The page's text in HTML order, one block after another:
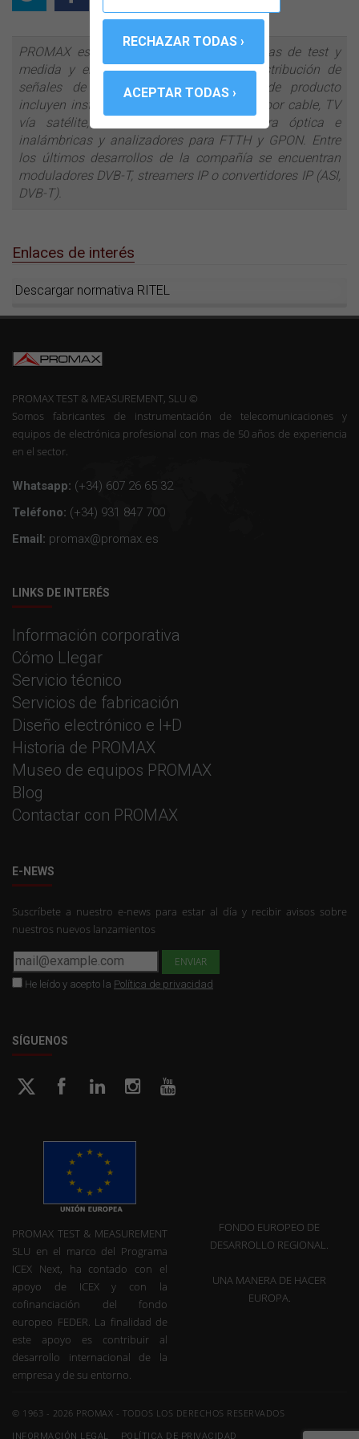
PROMAX es un fabricante líder en sistemas de test y
medida y en equipos para emisión y distribución de
señales de televisión. Nuestras líneas de producto
incluyen instrumentos de medida para TV por cable, TV
vía satélite, radiodifusión, redes de fibra óptica e
inalámbricas y analizadores para FTTH y GPON. Entre
los últimos desarrollos de la compañía se encuentran
moduladores DVB-T, streamers IP o convertidores IP (ASI,
DVB-T).
Enlaces de interés
Descargar normativa RITEL
PROMAX TEST & MEASUREMENT, SLU ©
Somos fabricantes de instrumentación de telecomunicaciones y
equipos de electrónica profesional con mas de 50 años de experiencia
en el sector.
Whatsapp: (+34) 607 26 65 32
Teléfono: (+34) 931 847 700
Email: promax@promax.es
LINKS DE INTERÉS
Información corporativa
Cómo Llegar
Servicio técnico
Servicios de fabricación
Diseño electrónico e I+D
Historia de PROMAX
Museo de equipos PROMAX
Blog
Contactar con PROMAX
E-NEWS
Suscríbete a nuestro e-news para estar al día y recibir avisos sobre
nuestros nuevos lanzamientos
He leído y acepto la Política de privacidad
SÍGUENOS
PROMAX TEST & MEASUREMENT
SLU en el marco del Programa
ICEX Next, ha contado con el
apoyo de ICEX y con la
cofinanciación del fondo
europeo FEDER. La finalidad de
este apoyo es contribuir al
desarrollo internacional de la
empresa y de su entorno.
FONDO EUROPEO DE
DESARROLLO REGIONAL.
UNA MANERA DE HACER
EUROPA.
© 1963 - 2026 PROMAX - TODOS LOS DERECHOS RESERVADOS
INFORMACIÓN LEGAL POLÍTICA DE PRIVACIDAD